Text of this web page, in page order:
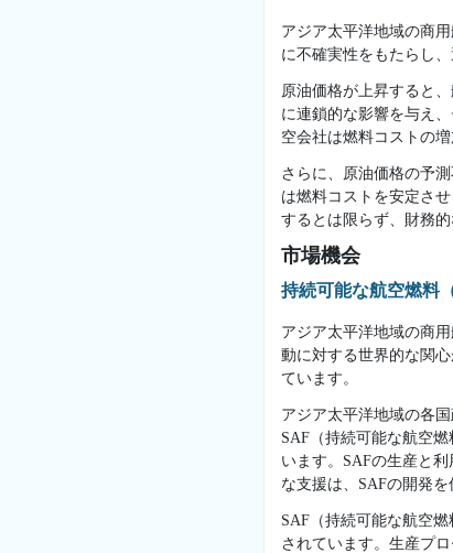
アジア太平洋地域の商
に不確実性をもたらし
原油価格が上昇すると
に連鎖的な影響を与え
空会社は燃料コストの
さらに、原油価格の予
は燃料コストを安定さ
するとは限らず、財務
市場機会
持続可能な航空燃料
アジア太平洋地域の商
動に対する世界的な関
ています。
アジア太平洋地域の各
SAF（持続可能な航空
います。SAFの生産と
な支援は、SAFの開発
SAF（持続可能な航空
されています。生産プ